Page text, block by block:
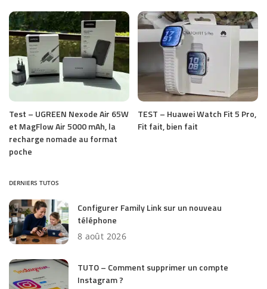
Test – UGREEN Nexode Air 65W
et MagFlow Air 5000 mAh, la
recharge nomade au format
poche
TEST – Huawei Watch Fit 5 Pro,
Fit fait, bien fait
DERNIERS TUTOS
Configurer Family Link sur un nouveau
téléphone
8 août 2026
TUTO – Comment supprimer un compte
Instagram ?